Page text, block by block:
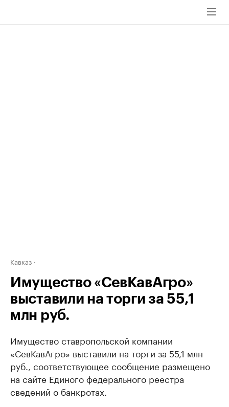
Кавказ
Имущество «СевКавАгро»
выставили на торги за 55,1
млн руб.
Имущество ставропольской компании
«СевКавАгро» выставили на торги за 55,1 млн
руб., соответствующее сообщение размещено
на сайте Единого федерального реестра
сведений о банкротах.